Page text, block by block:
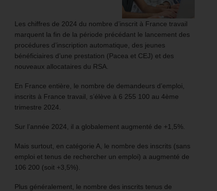
Les chiffres de 2024 du nombre d’inscrit à France travail
marquent la fin de la période précédant le lancement des
procédures d’inscription automatique, des jeunes
bénéficiaires d’une prestation (Pacea et CEJ) et des
nouveaux allocataires du RSA.
En France entière, le nombre de demandeurs d’emploi,
inscrits à France travail, s’élève à 6 255 100 au 4ème
trimestre 2024.
Sur l’année 2024, il a globalement augmenté de +1,5%.
Mais surtout, en catégorie A, le nombre des inscrits (sans
emploi et tenus de rechercher un emploi) a augmenté de
106 200 (soit +3,5%).
Plus généralement, le nombre des inscrits tenus de